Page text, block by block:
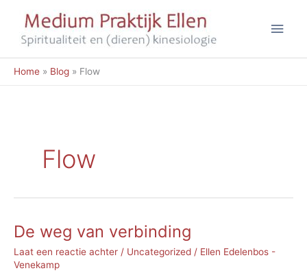
Home Blog Flow
Flow
De weg van verbinding
Laat een reactie achter / Uncategorized / Ellen Edelenbos -
Venekamp